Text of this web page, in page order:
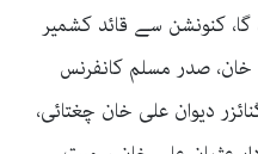
کنونشن سے قائد کشمیر
خان، صدر مسلم کانفرنس
دیوان علی خان چغتائی،